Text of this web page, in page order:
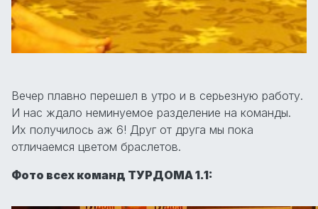
Вечер плавно перешел в утро и в серьезную работу.
И нас ждало неминуемое разделение на команды.
Их получилось аж 6! Друг от друга мы пока
отличаемся цветом браслетов.
Фото всех команд ТУРДОМА 1.1: